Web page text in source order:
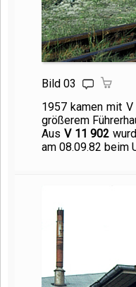
Bild 03
1957 kamen mit V
größerem
Aus V 11 902
am 08.09.82 beim